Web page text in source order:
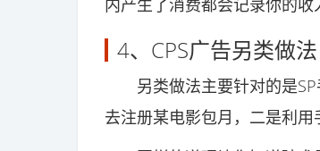
内产生了消费都会记录你的收
4、CPS广告另类做法
另类做法主要针对的是SP
去注册某电影包月，二是利用